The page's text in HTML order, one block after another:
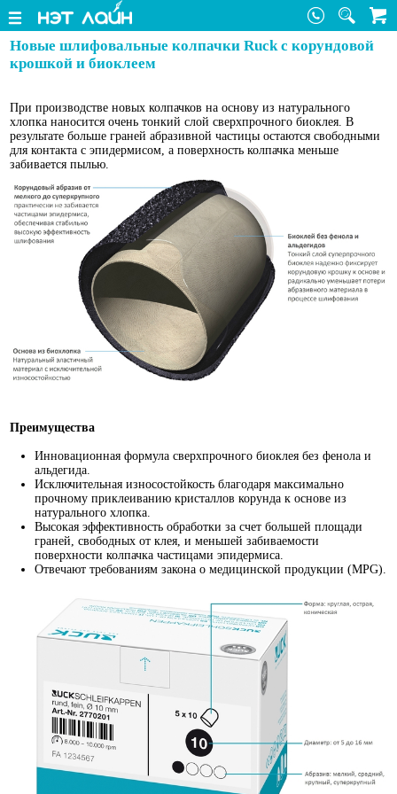
Новые шлифовальные колпачки Ruck с корундовой
крошкой и биоклеем
При производстве новых колпачков на основу из натурального
хлопка наносится очень тонкий слой сверхпрочного биоклея. В
результате больше граней абразивной частицы остаются свободными
для контакта с эпидермисом, а поверхность колпачка меньше
забивается пылью.
Преимущества
Инновационная формула сверхпрочного биоклея без фенола и
альдегида.
Исключительная износостойкость благодаря максимально
прочному приклеиванию кристаллов корунда к основе из
натурального хлопка.
Высокая эффективность обработки за счет большей площади
граней, свободных от клея, и меньшей забиваемости
поверхности колпачка частицами эпидермиса.
Отвечают требованиям закона о медицинской продукции (MPG).